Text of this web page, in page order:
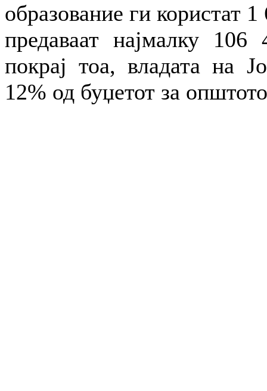
образование ги користат
предаваат најмалку
покрај тоа, владата на
12% од буџетот за